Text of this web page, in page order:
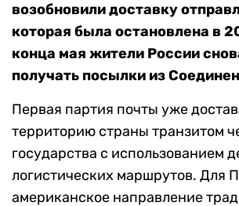
возобновили доставку
которая была остановлена в
конца мая жители России
получать посылки из
Первая партия почты уже
территорию страны транзитом
государства с использованием
логистических маршрутов. Для
американское направление